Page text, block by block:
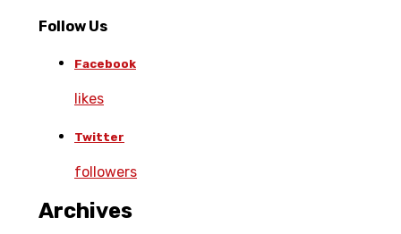
Follow Us
Facebook
likes
Twitter
followers
Archives